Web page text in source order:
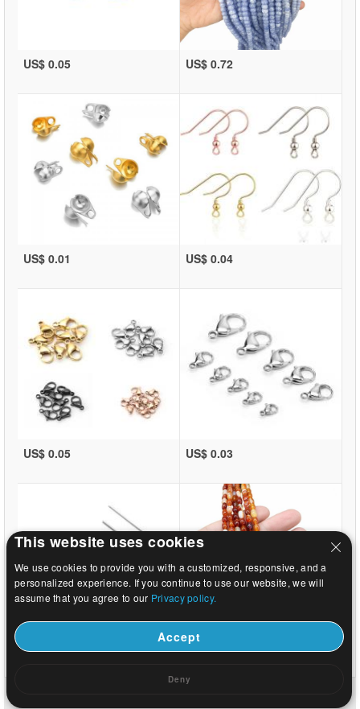
US$ 0.05 US$ 0.72
US$ 0.01 US$ 0.04
US$ 0.05 US$ 0.03
US$ 0.02 US$ 3.06
This website uses cookies
We use cookies to provide you with a customized, responsive, and a
personalized experience. If you continue to use our website, we will
assume that you agree to our Privacy policy.
Accept
Deny